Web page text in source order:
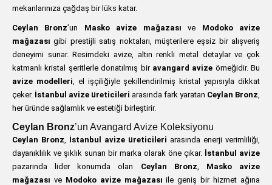
mekanlarınıza çağdaş bir lüks katar.
Ceylan Bronz’un Masko avize mağazası ve Modoko avize
mağazası gibi prestijli satış noktaları, müşterilere eşsiz bir alışveriş
deneyimi sunar. Resimdeki avize, altın renkli metal detaylar ve çok
katmanlı kristal şeritlerle donatılmış bir avangard avize örneğidir. Bu
avize modelleri, el işçiliğiyle şekillendirilmiş kristal yapısıyla dikkat
çeker. İstanbul avize üreticileri arasında fark yaratan Ceylan Bronz,
her üründe sağlamlık ve estetiği birleştirir.
Ceylan Bronz’un Avangard Avize Koleksiyonu
Ceylan Bronz, İstanbul avize üreticileri arasında enerji verimliliği,
dayanıklılık ve şıklık sunan bir marka olarak öne çıkar. İstanbul avize
pazarında lider konumda olan Ceylan Bronz, Masko avize
mağazası ve Modoko avize mağazası ile geniş bir hizmet ağına